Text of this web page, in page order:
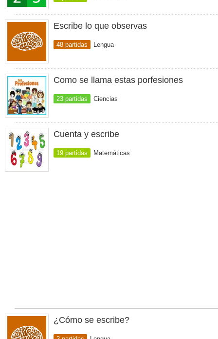
Escribe lo que observas
48 partidas Lengua
Como se llama estas porfesiones
23 partidas Ciencias
Cuenta y escribe
19 partidas Matemáticas
¿Cómo se escribe?